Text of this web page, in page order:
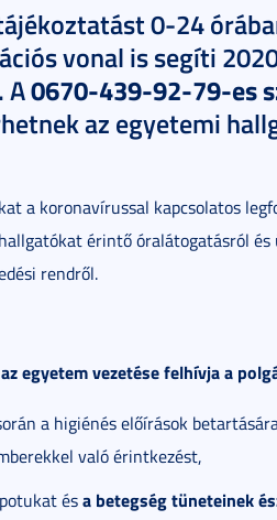
0-24
vonal is segíti
A0670-439-92-79-es
az egyetemi
a koronavírussal kapcsolatos
érintő óralátogatásról
rendről.
egyetem vezetése felhívja a
a higiénés előírások
való érintkezést,
ésa betegség tüneteinek